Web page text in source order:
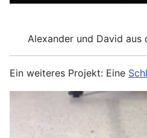
Alexander und David aus
Ein weiteres Projekt: Eine